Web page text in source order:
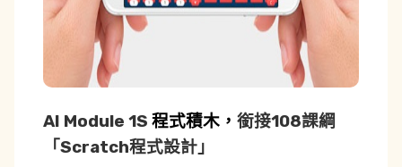
AI Module 1S 程式積木， 銜接108課綱
「Scratch程式設計」